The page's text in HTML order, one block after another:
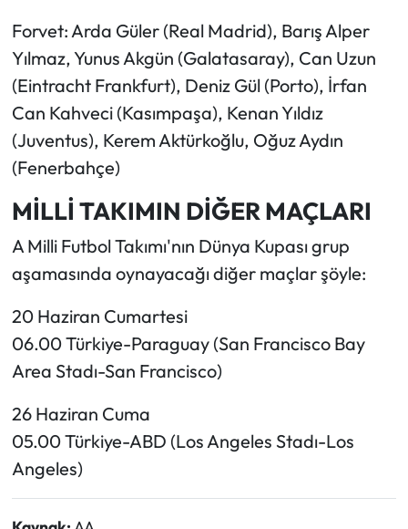
Forvet: Arda Güler (Real Madrid), Barış Alper
Yılmaz, Yunus Akgün (Galatasaray), Can Uzun
(Eintracht Frankfurt), Deniz Gül (Porto), İrfan
Can Kahveci (Kasımpaşa), Kenan Yıldız
(Juventus), Kerem Aktürkoğlu, Oğuz Aydın
(Fenerbahçe)
MİLLİ TAKIMIN DİĞER MAÇLARI
A Milli Futbol Takımı'nın Dünya Kupası grup
aşamasında oynayacağı diğer maçlar şöyle:
20 Haziran Cumartesi
06.00 Türkiye-Paraguay (San Francisco Bay
Area Stadı-San Francisco)
26 Haziran Cuma
05.00 Türkiye-ABD (Los Angeles Stadı-Los
Angeles)